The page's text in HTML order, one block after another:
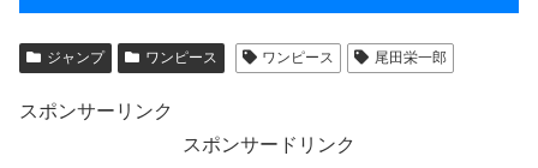
ジャンプ ワンピース ワンピース 尾田栄一郎
スポンサーリンク
スポンサードリンク